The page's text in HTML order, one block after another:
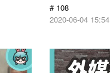
# 108
2020-06-04 15:54